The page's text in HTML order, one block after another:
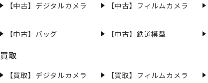
【中古】デジタルカメラ 【中古】フィルムカメラ
【中古】バッグ 【中古】鉄道模型
買取
【買取】デジタルカメラ 【買取】フィルムカメラ